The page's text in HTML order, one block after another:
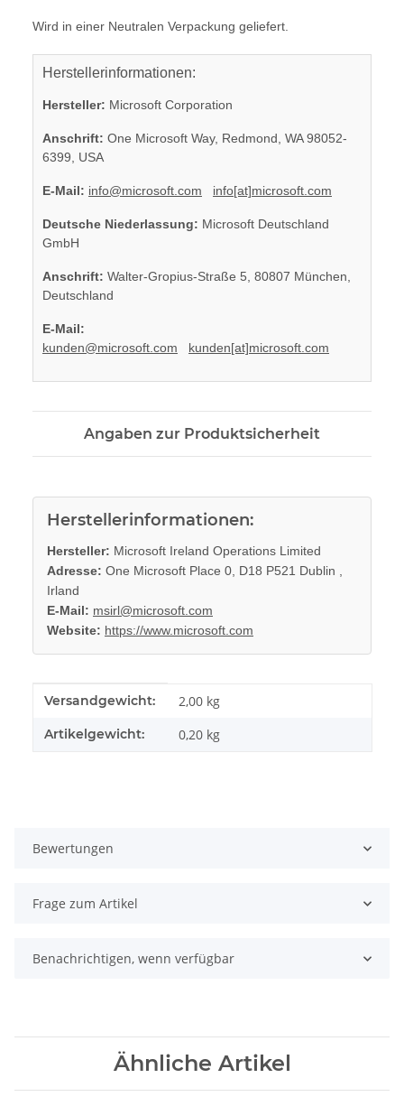
Wird in einer Neutralen Verpackung geliefert.
Herstellerinformationen:
Hersteller: Microsoft Corporation
Anschrift: One Microsoft Way, Redmond, WA 98052-
6399, USA
E-Mail: info@microsoft.com info[at]microsoft.com
Deutsche Niederlassung: Microsoft Deutschland
GmbH
Anschrift: Walter-Gropius-Straße 5, 80807 München,
Deutschland
E-Mail:
kunden@microsoft.com
kunden[at]microsoft.com
Angaben zur Produktsicherheit
Herstellerinformationen:
Hersteller: Microsoft Ireland Operations Limited
Adresse: One Microsoft Place 0, D18 P521 Dublin ,
Irland
E-Mail: msirl@microsoft.com
Website: https://www.microsoft.com
Produkteigenschaft
Wert
Versandgewicht: 2,00 kg
Artikelgewicht: 0,20 kg
Bewertungen
Frage zum Artikel
Benachrichtigen, wenn verfügbar
Ähnliche Artikel